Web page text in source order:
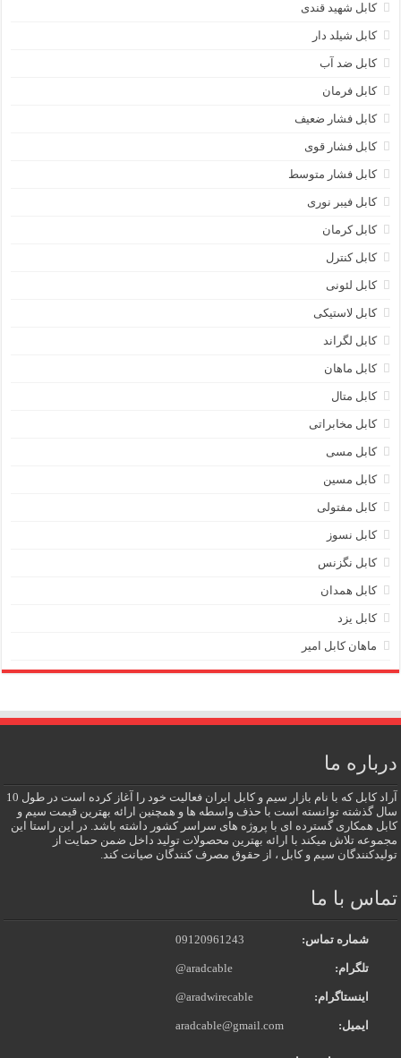
کابل شهید قندی
کابل شیلد دار
کابل ضد آب
کابل فرمان
کابل فشار ضعیف
کابل فشار قوی
کابل فشار متوسط
کابل فیبر نوری
کابل کرمان
کابل کنترل
کابل لئونی
کابل لاستیکی
کابل لگراند
کابل ماهان
کابل متال
کابل مخابراتی
کابل مسی
کابل مسین
کابل مفتولی
کابل نسوز
کابل نگزنس
کابل همدان
کابل یزد
ماهان کابل امیر
درباره ما
آراد کابل که با نام بازار سیم و کابل ایران فعالیت خود را آغاز کرده است در طول 10
سال گذشته توانسته است با حذف واسطه ها و همچنین ارائه بهترین قیمت سیم و
کابل همکاری گسترده ای با پروژه های سراسر کشور داشته باشد. در این راستا این
مجموعه تلاش میکند با ارائه بهترین محصولات تولید داخل ضمن حمایت از
تولیدکنندگان سیم و کابل ، از حقوق مصرف کنندگان صیانت کند.
تماس با ما
شماره تماس: 09120961243
تلگرام: @aradcable
اینستاگرام: @aradwirecable
ایمیل: aradcable@gmail.com